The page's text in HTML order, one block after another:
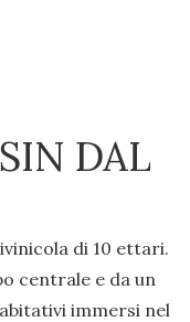
DAL
di 10 ettari.
centrale e da un
immersi nel